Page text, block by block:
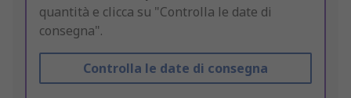
quantità e clicca su "Controlla le date di
consegna".
Controlla le date di consegna